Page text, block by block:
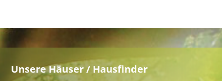
Unsere Häuser / Hausfinder